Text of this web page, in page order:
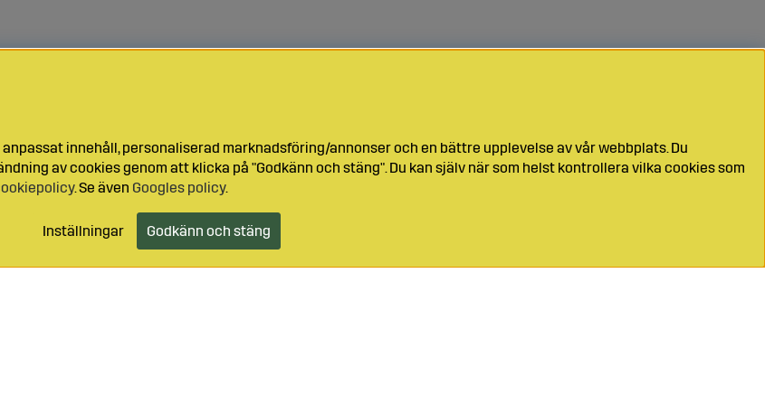
innehåll, personaliserad marknadsföring/annonser och en bättre upplevelse av vår webbplats. Du
av cookies genom att klicka på "Godkänn och stäng". Du kan själv när som helst kontrollera vilka cookies som
. Se även Googles policy.
Inställningar Godkänn och stäng